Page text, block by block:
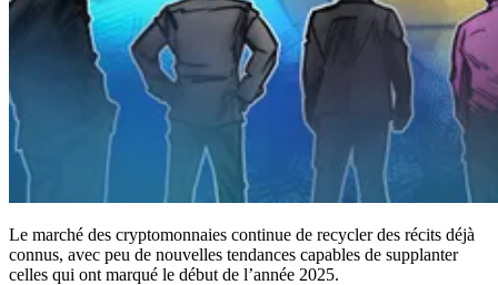
Le marché des cryptomonnaies continue de recycler des récits déjà
connus, avec peu de nouvelles tendances capables de supplanter
celles qui ont marqué le début de l’année 2025.